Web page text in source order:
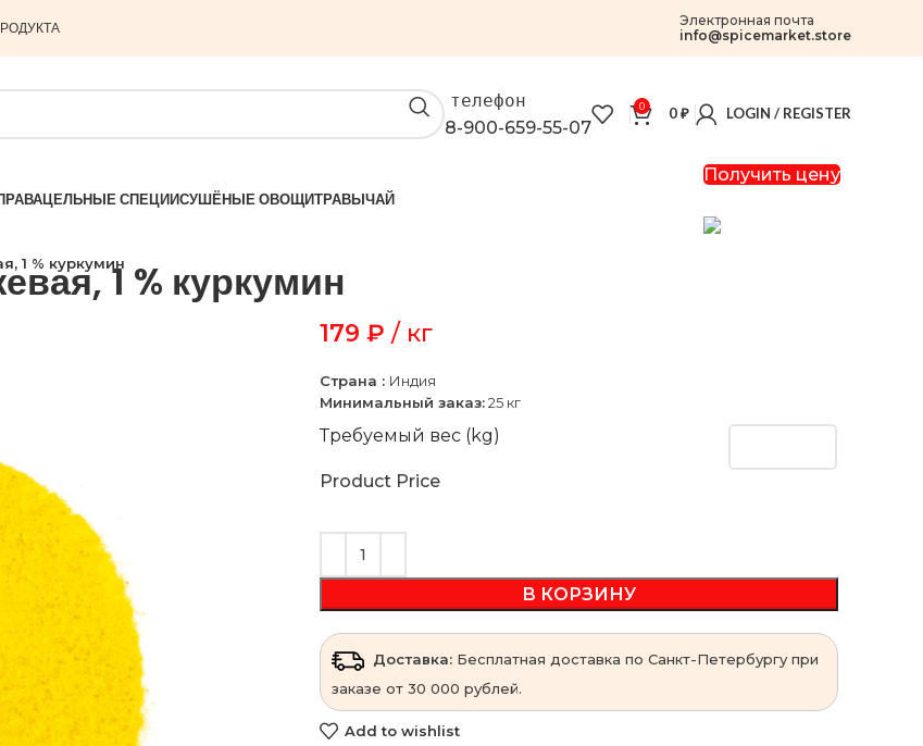
Электронная почта
info@spicemarket.store
телефон
8-900-659-55-07
0 0₽ LOGIN / REGISTER
ЦЕЛЬНЫЕ СПЕЦИИСУШЁНЫЕ ОВОЩИТРАВЫЧАЙ
Получить цену
1 % куркумин1 % куркумин
179 ₽ / кг
Страна : Индия
Минимальный заказ:25 кг
Требуемый вес (kg)
Product Price
В КОРЗИНУ
Доставка:Бесплатная доставка по Санкт-Петербургу при
заказе от 30 000 рублей.
Add to wishlist